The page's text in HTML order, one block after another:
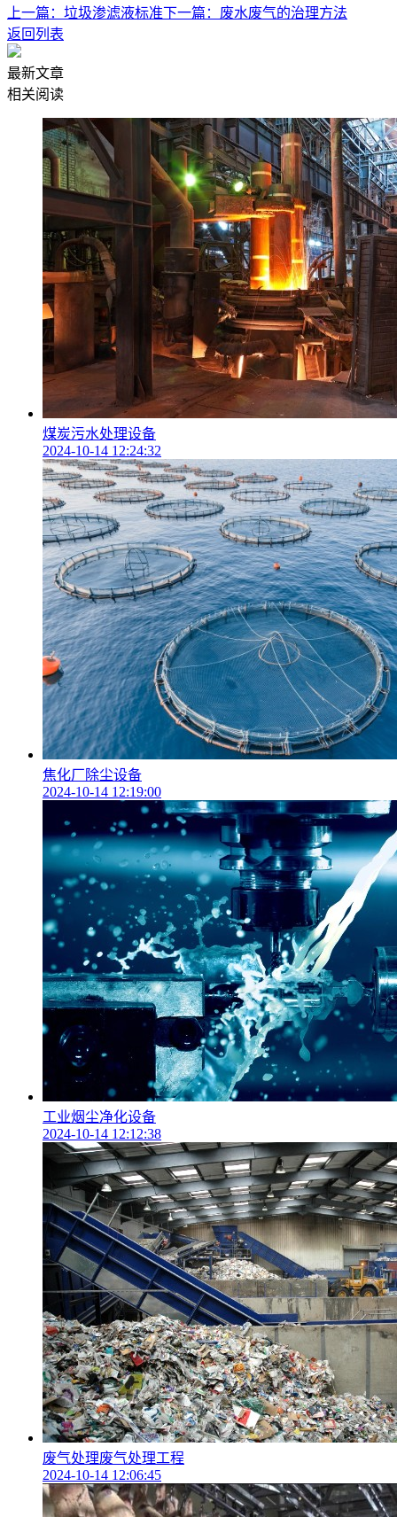
上一篇：垃圾渗滤液标准下一篇：废水废气的治理方法
返回列表
最新文章
相关阅读
煤炭污水处理设备
2024-10-14 12:24:32
焦化厂除尘设备
2024-10-14 12:19:00
工业烟尘净化设备
2024-10-14 12:12:38
废气处理废气处理工程
2024-10-14 12:06:45